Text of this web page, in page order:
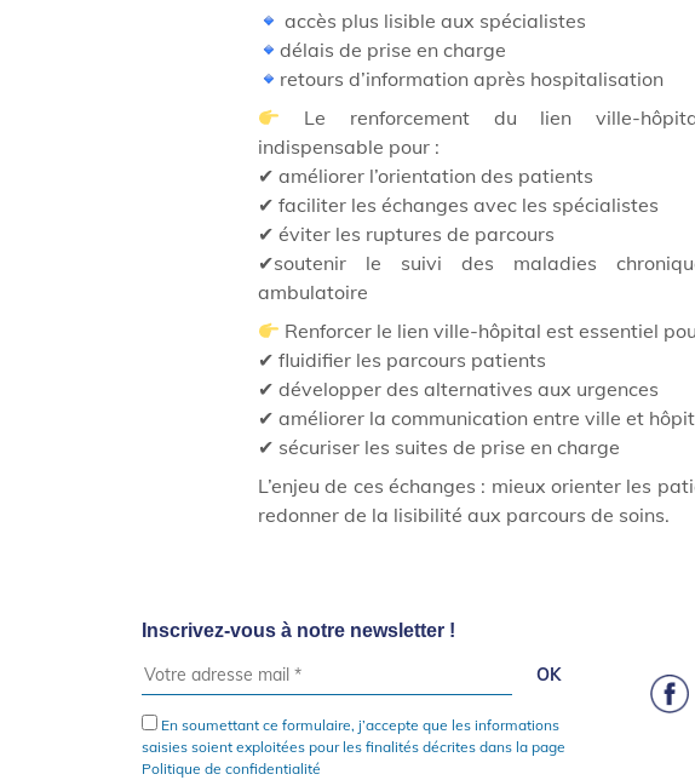
accès plus lisible aux spécialistes
délais de prise en charge
retours d’information après hospitalisation
Le renforcement du lien ville-
indispensable pour :
✔ améliorer l’orientation des patients
✔ faciliter les échanges avec les spécialistes
✔ éviter les ruptures de parcours
✔soutenir le suivi des maladies
ambulatoire
Renforcer le lien ville-hôpital est essentiel
✔ fluidifier les parcours patients
✔ développer des alternatives aux urgences
✔ améliorer la communication entre ville et
✔ sécuriser les suites de prise en charge
L’enjeu de ces échanges : mieux orienter les
redonner de la lisibilité aux parcours de soins.
Inscrivez-vous à notre newsletter !
En soumettant ce formulaire, j’accepte que les informations
saisies soient exploitées pour les finalités décrites dans la page
Politique de confidentialité